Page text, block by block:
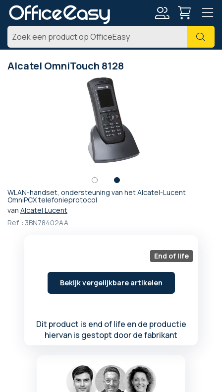
Zoek
Alcatel OmniTouch 8128
WLAN-handset, ondersteuning van het Alcatel-Lucent
OmniPCX telefonieprotocol
van Alcatel Lucent
Ref. : 3BN78402AA
End of life
Bekijk vergelijkbare artikelen
Dit product is end of life en de productie
hiervan is gestopt door de fabrikant
Ga
naar
begin